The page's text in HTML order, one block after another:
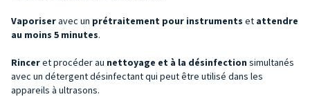
Vaporiseravec un prétraitement pour instruments et attendre
au moins 5 minutes.
Rinceret procéder au nettoyage et à la désinfection simultanés
avec un détergent désinfectant qui peut être utilisé dans les
appareils à ultrasons.